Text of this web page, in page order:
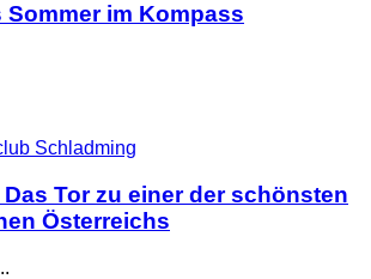
Sommer im Kompass
Tor zu einer der schönsten
Österreichs